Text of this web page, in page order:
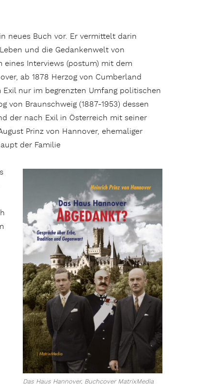
neues Buch vor. Er vermittelt darin
und die Gedankenwelt von
eines Interviews (postum) mit dem
ab 1878 Herzog von Cumberland
nur im begrenzten Umfang politischen
von Braunschweig (1887-1953) dessen
der nach Exil in Österreich mit seiner
Prinz von Hannover, ehemaliger
der Familie
Das Haus Hannover, Buchcover MatrixMedia